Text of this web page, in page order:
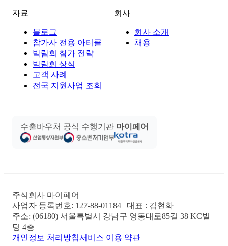
자료
블로그
참가사 전용 아티클
박람회 참가 전략
박람회 상식
고객 사례
전국 지원사업 조회
회사
회사 소개
채용
수출바우처 공식 수행기관 마이페어
주식회사 마이페어
사업자 등록번호: 127-88-01184 | 대표 : 김현화
주소: (06180) 서울특별시 강남구 영동대로85길 38 KC빌
딩 4층
개인정보 처리방침서비스 이용 약관